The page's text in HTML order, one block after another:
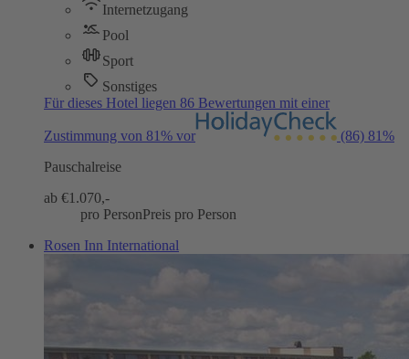
Internetzugang
Pool
Sport
Sonstiges
Für dieses Hotel liegen 86 Bewertungen mit einer
Zustimmung von 81% vor (86) 81%
Pauschalreise
ab €1.070,-
pro PersonPreis pro Person
Rosen Inn International